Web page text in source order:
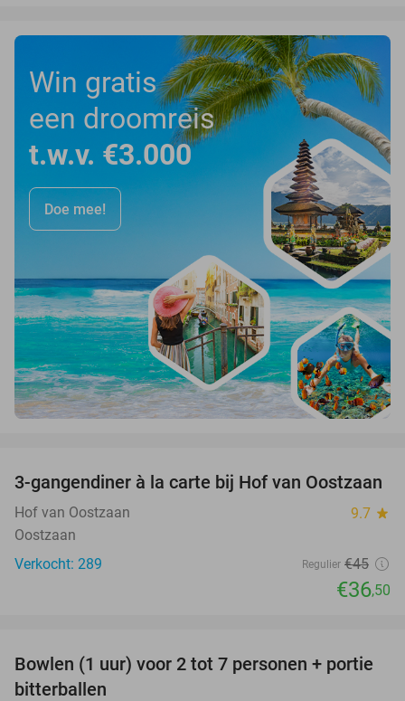
Win gratis
een droomreis
t.w.v. €3.000
Doe mee!
19%
3-gangendiner à la carte bij Hof van Oostzaan
Hof van Oostzaan 9.7 star
Oostzaan
Verkocht: 289
Regulier €45
€36,50
37%
Bowlen (1 uur) voor 2 tot 7 personen + portie
bitterballen